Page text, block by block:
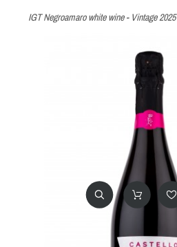
IGT Negroamaro white wine - Vintage 2025